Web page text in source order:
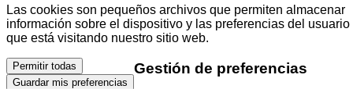
Las cookies son pequeños archivos que permiten almacenar
información sobre el dispositivo y las preferencias del usuario
que está visitando nuestro sitio web.
Permitir todas
Guardar mis preferencias
Gestión de preferencias